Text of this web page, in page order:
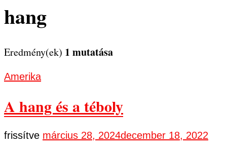
hang
Eredmény(ek) 1 mutatása
Amerika
A hang és a téboly
frissítve március 28, 2024december 18, 2022